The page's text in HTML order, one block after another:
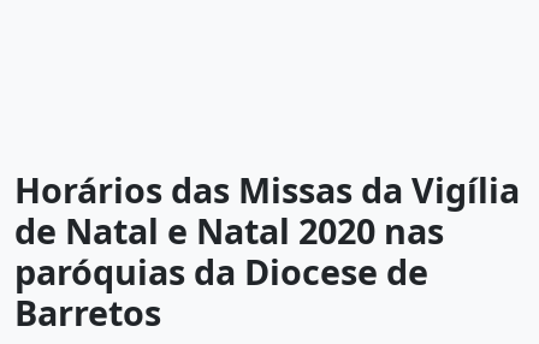
Horários das Missas da Vigília
de Natal e Natal 2020 nas
paróquias da Diocese de
Barretos